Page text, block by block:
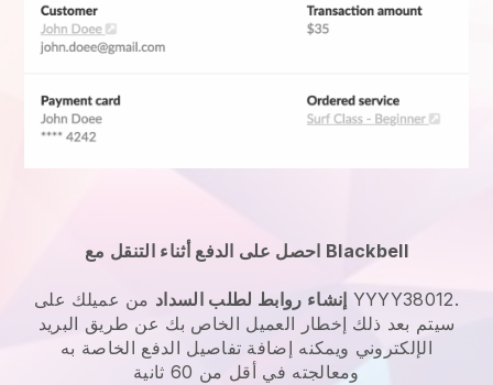
احصل على الدفع أثناء التنقل مع Blackbell
إنشاء روابط لطلب السداد من عميلك على YYYY38012.
سيتم بعد ذلك إخطار العميل الخاص بك عن طريق البريد
الإلكتروني ويمكنه إضافة تفاصيل الدفع الخاصة به
ومعالجته في أقل من 60 ثانية